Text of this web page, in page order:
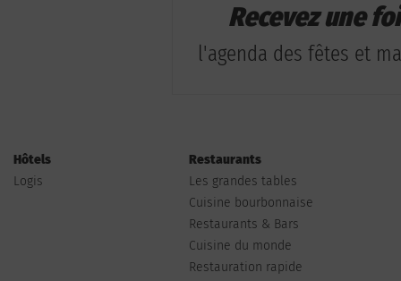
Recevez une
l'agenda des fêtes et
Hôtels
Logis
Restaurants
Les grandes tables
Cuisine bourbonnaise
Restaurants & Bars
Cuisine du monde
Restauration rapide